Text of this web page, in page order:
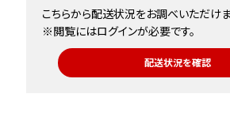
こちらから配送状況をお調べいただけま
※閲覧にはログインが必要です。
配送状況を確認